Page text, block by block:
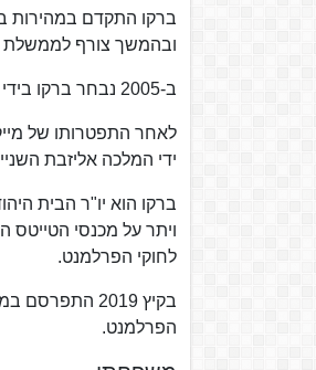
ברקו התקדם במהירות
ובהמשך צורף לממשלת
ב-2005 נבחר ברקו בידי ערוץ 4 הבריטי לחבר הפרלמנט המצטיין מן האופוזיציה.
ידי המלכה אליזבת
ברקו הוא יו"ר הבית
ויתר על מכנסי
לחוקי הפרלמנט.
בקיץ 2019
הפרלמנט.